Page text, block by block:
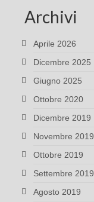
Archivi
Aprile 2026
Dicembre 2025
Giugno 2025
Ottobre 2020
Dicembre 2019
Novembre 2019
Ottobre 2019
Settembre 2019
Agosto 2019